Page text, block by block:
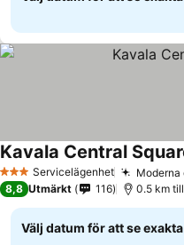
3 StjärnorServicelägenhet Moderna
Kavala Central
8,8 Utmärkt 116 0.5 km
Välj datum för att se